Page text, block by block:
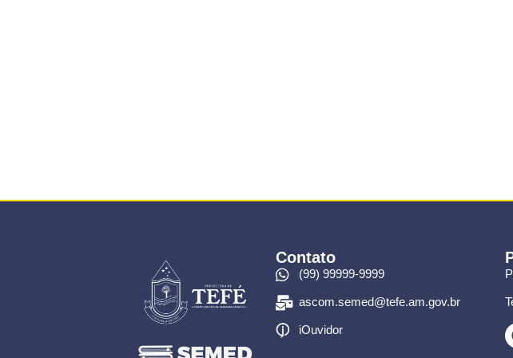
Contato
(99) 99999-9999
ascom.semed@tefe.am.gov.br
iOuvidor